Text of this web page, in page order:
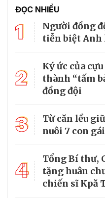
ĐỌC NHIỀU
1
Người đồng
tiễn biệt Anh
2
Ký ức của
thành “tấm
đồng đội
3
Từ căn lều
nuôi 7 con
4
Tổng Bí thư,
tặng huân
chiến sĩ Kpă